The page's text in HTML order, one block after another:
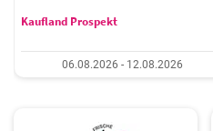
Kaufland Prospekt
06.08.2026 - 12.08.2026